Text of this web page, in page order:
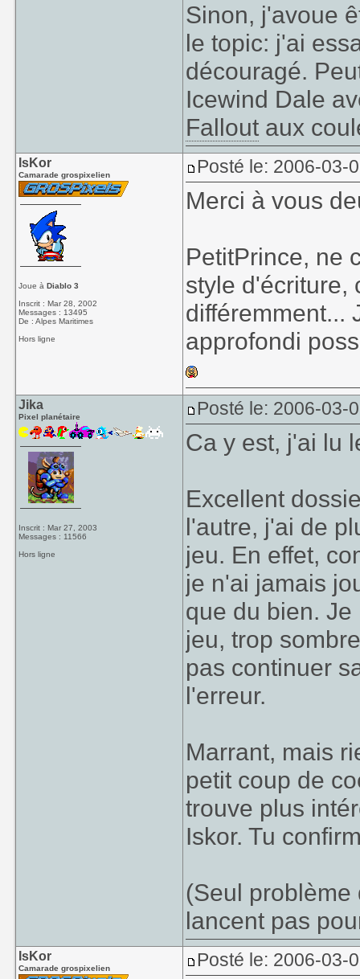
Sinon, j'avoue
le topic: j'ai
découragé.
Icewind Dale
Fallout aux
IsKor
Camarade grospixelien
Joue àDiablo 3
Inscrit : Mar 28, 2002
Messages : 13495
De : Alpes Maritimes
Hors ligne
Posté le: 2006-03-
Merci à vous
PetitPrince, ne
style d'écriture,
différemment...
approfondi
Jika
Pixel planétaire
Inscrit : Mar 27, 2003
Messages : 11566
Hors ligne
Posté le: 2006-03-
Ca y est, j'ai lu
Excellent
l'autre, j'ai de
jeu. En effet,
je n'ai jamais
que du bien.
jeu, trop
pas continuer
l'erreur.
Marrant, mais
petit coup de
trouve plus
Iskor. Tu
(Seul
lancent pas
IsKor
Camarade grospixelien Posté le: 2006-03-